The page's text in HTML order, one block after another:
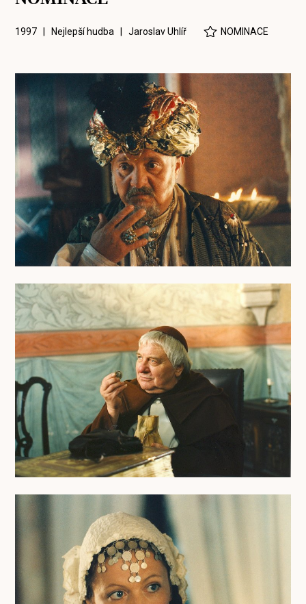
1997 | Nejlepší hudba |Jaroslav Uhlíř NOMINACE